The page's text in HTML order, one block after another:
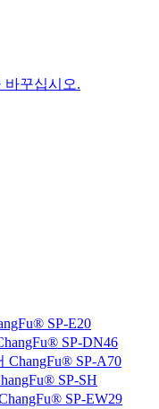
바꾸십시오.
SP-E20
SP-DN46
SP-A70
SP-SH
SP-EW29